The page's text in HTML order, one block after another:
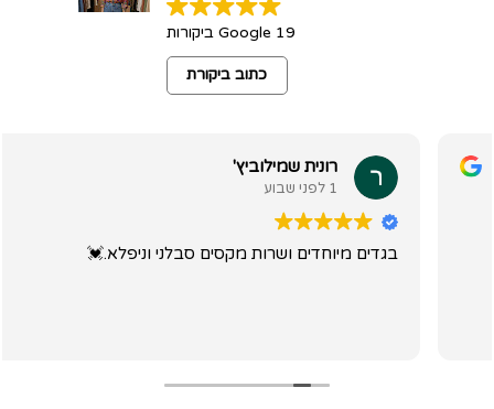
19 Google ביקורות
כתוב ביקורת
רונית שמילוביץ'
1 לפני שבוע
בגדים מיוחדים ושרות מקסים סבלני וניפלא.💓